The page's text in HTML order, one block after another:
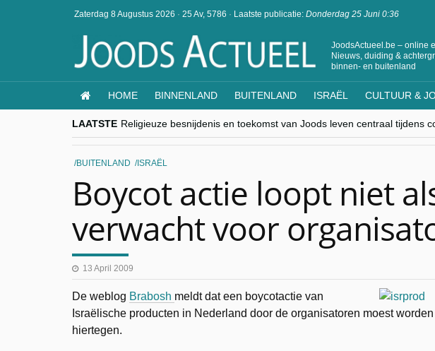
Zaterdag 8 Augustus 2026 · 25 Av, 5786 · Laatste publicatie: Donderdag 25 Juni 0:36
JoodsActueel.be – online
Nieuws, duiding &
binnen- en buitenland
HOME BINNENLAND BUITENLAND ISRAËL CULTUUR &
LAATSTE Religieuze besnijdenis en toekomst van Joods leven centraal tijdens
“Besnijdenisdebat toont hoe moeilijk seculiere Westen minderheden
CITYTRIP | ROEMENIË – Boekarest: de verrassing van Oost-Europa
“Vandaag zit elke Jood in België op de beklaagdenbank”
BUITENLAND ISRAËL
Boycot actie loopt niet
verwacht voor
13 April 2009
De weblog Brabosh meldt dat een boycotactie van
Israëlische producten in Nederland door de organisatoren moest
hiertegen.